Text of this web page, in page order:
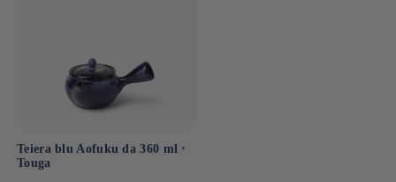
Teiera blu Aofuku da 360 ml ⋅
Touga